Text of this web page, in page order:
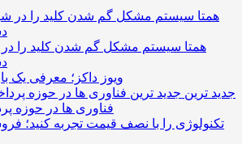
همتا سیستم مشکل گم شدن کلید را
ویوز داکز؛ معرفی یک
جدید ترین
فناوری ها در حوزه